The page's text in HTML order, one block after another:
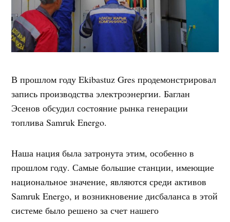
В прошлом году Ekibastuz Gres продемонстрировал
запись производства электроэнергии. Баглан
Эсенов обсудил состояние рынка генерации
топлива Samruk Energo.
Наша нация была затронута этим, особенно в
прошлом году. Самые большие станции, имеющие
национальное значение, являются среди активов
Samruk Energo, и возникновение дисбаланса в этой
системе было решено за счет нашего